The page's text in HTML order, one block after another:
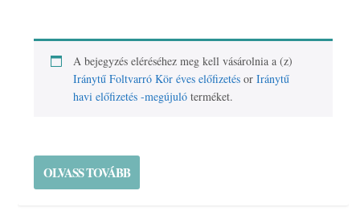
A bejegyzés eléréséhez meg kell vásárolnia a (z)
Iránytű Foltvarró Kör éves előfizetés orIránytű
havi előfizetés -megújuló terméket.
OLVASS TOVÁBB